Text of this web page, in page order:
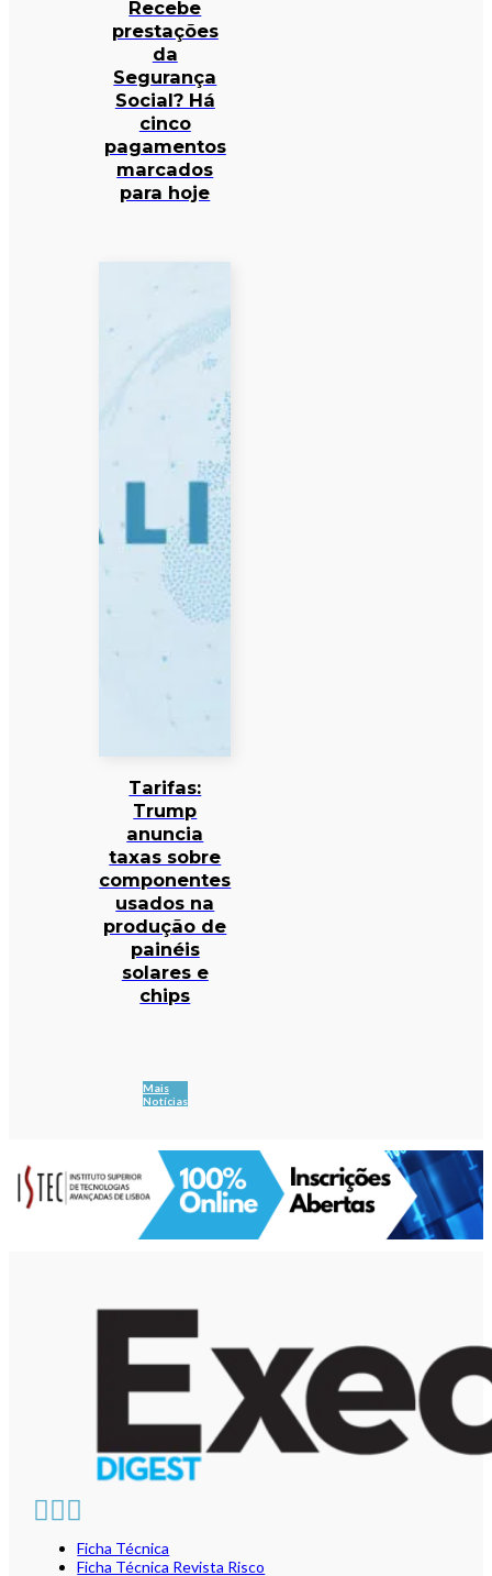
Recebe
prestações
da
Segurança
Social? Há
cinco
pagamentos
marcados
para hoje
Tarifas:
Trump
anuncia
taxas sobre
componentes
usados na
produção de
painéis
solares e
chips
Mais
Notícias
Ficha Técnica
Ficha Técnica Revista Risco